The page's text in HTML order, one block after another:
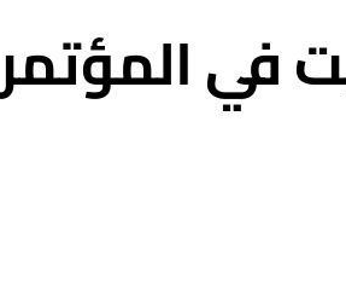
في المؤتمر